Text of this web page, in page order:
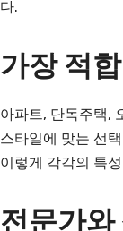
다.
가장 적
아파트, 단독주택,
스타일에 맞는 선
이렇게 각각의 특
전문가와